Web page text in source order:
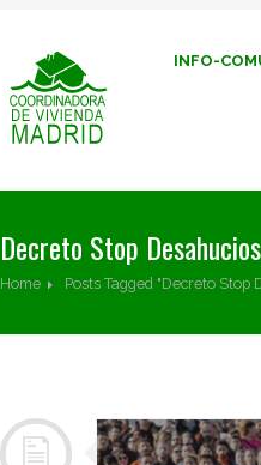
INFO-
Decreto Stop Desahucios
Home Posts Tagged "Decreto Stop